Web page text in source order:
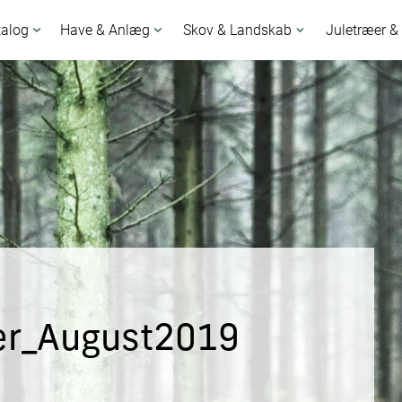
Have & Anlæg Skov & Landskab Juletræer &